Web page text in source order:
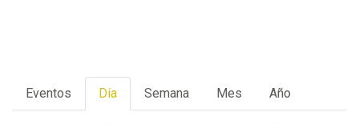
Eventos Día Semana Mes Año